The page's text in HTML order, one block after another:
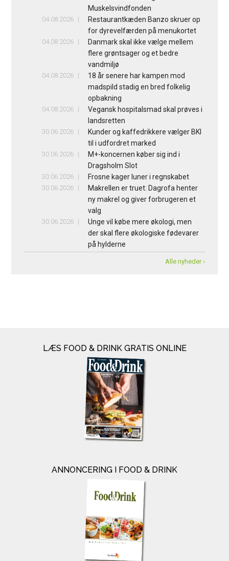
Muskelsvindfonden
04.08.2026
Restaurantkæden Banzo skruer op
for dyrevelfærden på menukortet
04.08.2026
Danmark skal ikke vælge mellem
flere grøntsager og et bedre
vandmiljø
04.08.2026
18 år senere har kampen mod
madspild stadig en bred folkelig
opbakning
04.08.2026
Vegansk hospitalsmad skal prøves i
landsretten
30.06.2026
Kunder og kaffedrikkere vælger BKI
til i udfordret marked
30.06.2026
M+-koncernen køber sig ind i
Dragsholm Slot
30.06.2026 Frosne kager luner i regnskabet
30.06.2026
Makrellen er truet: Dagrofa henter
ny makrel og giver forbrugeren et
valg
30.06.2026
Unge vil købe mere økologi, men
der skal flere økologiske fødevarer
på hylderne
Alle nyheder ›
LÆS FOOD & DRINK GRATIS ONLINE
ANNONCERING I FOOD & DRINK